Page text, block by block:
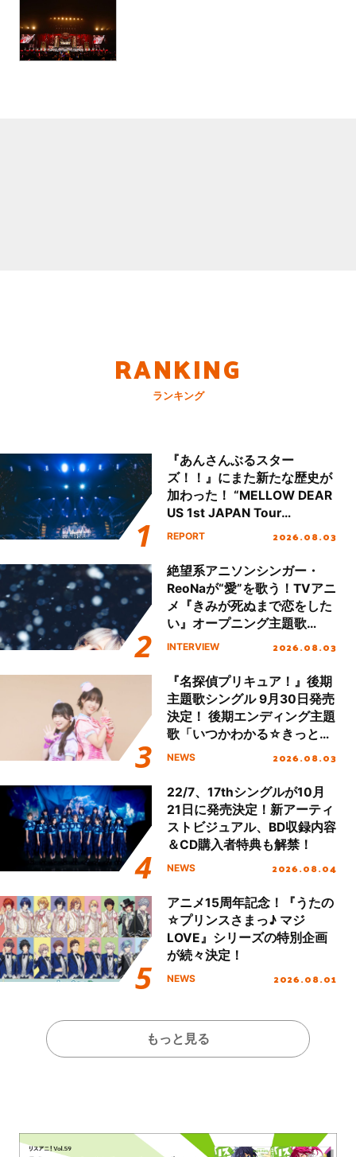
RANKING
ランキング
『あんさんぶるスター
ズ！！』にまた新たな歴史が
加わった！ “MELLOW DEAR
US 1st JAPAN Tour
Final「NICE to meet YOU
ート!!
REPORT 2026.08.03
絶望系アニソンシンガー・
ReoNaが“愛”を歌う！TVアニ
メ『きみが死ぬまで恋をした
い』オープニング主題歌
「Amore」インタビュー
INTERVIEW 2026.08.03
『名探偵プリキュア！』後期
主題歌シングル 9月30日発売
決定！ 後期エンディング主題
歌「いつかわかる☆きっとあ
える」TVサイズ先行配信開
NEWS 2026.08.03
22/7、17thシングルが10月
21日に発売決定！新アーティ
ストビジュアル、BD収録内容
＆CD購入者特典も解禁！
NEWS 2026.08.04
アニメ15周年記念！『うたの
☆プリンスさまっ♪ マジ
LOVE』シリーズの特別企画
が続々決定！
NEWS 2026.08.01
もっと見る